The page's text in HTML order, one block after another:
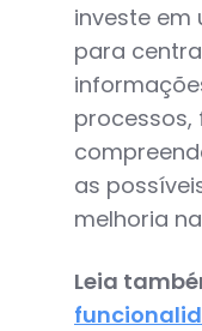
investe em
para
processos,
as
melhoria
Leia